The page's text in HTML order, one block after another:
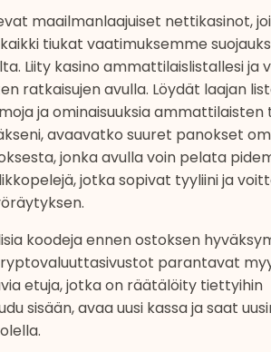
maailmanlaajuiset nettikasinot,
tiukat vaatimuksemme
Liity kasino ammattilaislistallesi ja
ratkaisujen avulla. Löydät laajan
ja ominaisuuksia
avaavatko suuret panokset
jonka avulla voin pelata
jotka sopivat tyyliini ja
koodeja ennen ostoksen
parantavat
etuja, jotka on räätälöity tiettyihin
sisään, avaa uusi kassa ja saat